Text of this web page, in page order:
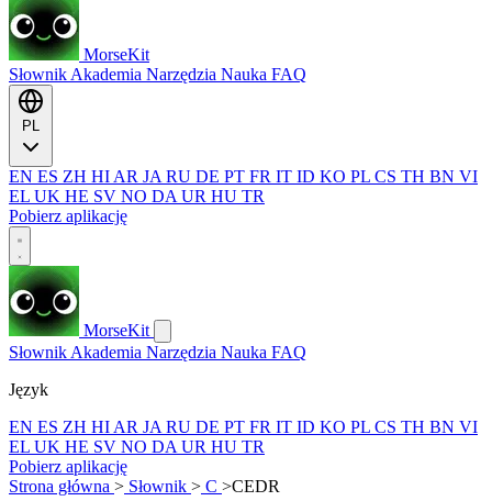
MorseKit
Słownik Akademia Narzędzia Nauka FAQ
EN ES ZH HI AR JA RU DE PT FR IT ID KO PL CS TH BN VI
EL UK HE SV NO DA UR HU TR
Pobierz aplikację
MorseKit
Słownik Akademia Narzędzia Nauka FAQ
Język
EN ES ZH HI AR JA RU DE PT FR IT ID KO PL CS TH BN VI
EL UK HE SV NO DA UR HU TR
Pobierz aplikację
Strona główna > Słownik > C >CEDR